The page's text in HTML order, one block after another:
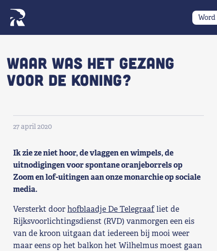
Wat we doen
Wie we zijn
Nieuws
Agenda
Shop
Waar was het gezang
voor de koning?
27 april 2020
Ik zie ze niet hoor, de vlaggen en wimpels, de
uitnodigingen voor spontane oranjeborrels op
Zoom en lof-uitingen aan onze monarchie op sociale
media.
Versterkt doorhofblaadje De Telegraafliet de
Rijksvoorlichtingsdienst (RVD) vanmorgen een eis
van de kroon uitgaan dat iedereen bij mooi weer
maar eens op het balkon het Wilhelmus moest gaan